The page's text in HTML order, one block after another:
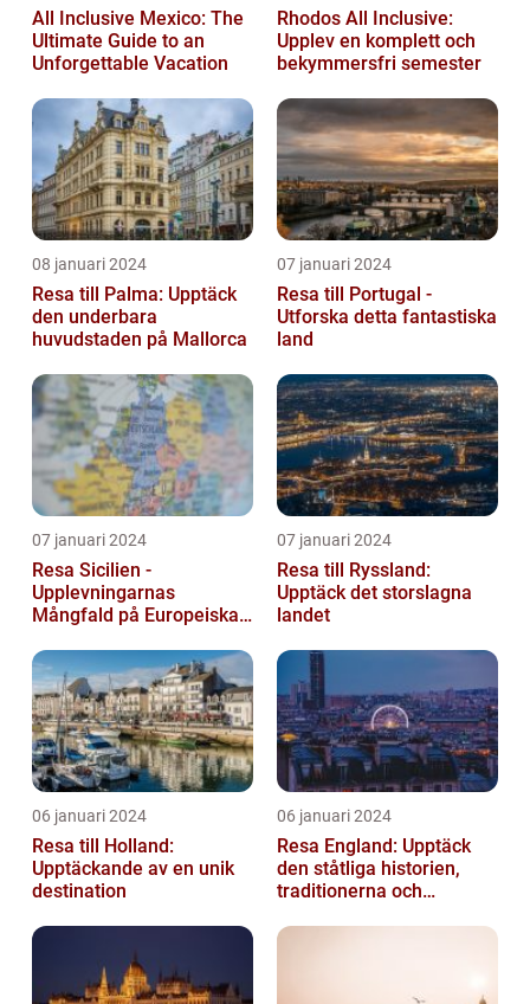
All Inclusive Mexico: The
Ultimate Guide to an
Unforgettable Vacation
Rhodos All Inclusive:
Upplev en komplett och
bekymmersfri semester
08 januari 2024
Resa till Palma: Upptäck
den underbara
huvudstaden på Mallorca
07 januari 2024
Resa till Portugal -
Utforska detta fantastiska
land
07 januari 2024
Resa Sicilien -
Upplevningarnas
Mångfald på Europeiska
07 januari 2024
Resa till Ryssland:
Upptäck det storslagna
landet
06 januari 2024
Resa till Holland:
Upptäckande av en unik
destination
06 januari 2024
Resa England: Upptäck
den ståtliga historien,
traditionerna och